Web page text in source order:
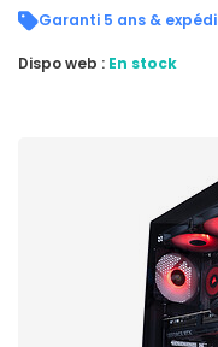
Garanti 5 ans &
Dispo web : En stock